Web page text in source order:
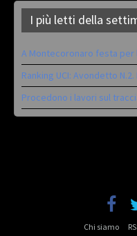
I più letti della
A Montecoronaro festa per
Ranking UCI: Avondetto
Procedono i lavori sul
Chi siamo